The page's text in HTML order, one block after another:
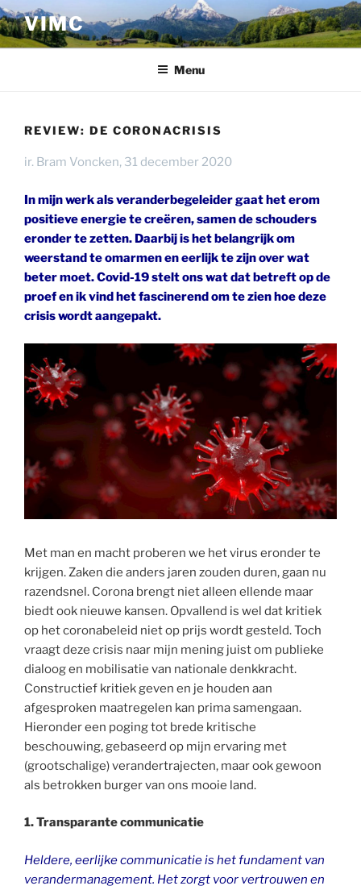
Ga
naar
de
VIMC
Menu
REVIEW: DE CORONACRISIS
ir. Bram Voncken, 31 december 2020
In mijn werk als veranderbegeleider gaat het erom
positieve energie te creëren, samen de schouders
eronder te zetten. Daarbij is het belangrijk om
weerstand te omarmen en eerlijk te zijn over wat
beter moet. Covid-19 stelt ons wat dat betreft op de
proef en ik vind het fascinerend om te zien hoe deze
crisis wordt aangepakt.
Met man en macht proberen we het virus eronder te
krijgen. Zaken die anders jaren zouden duren, gaan nu
razendsnel. Corona brengt niet alleen ellende maar
biedt ook nieuwe kansen. Opvallend is wel dat kritiek
op het coronabeleid niet op prijs wordt gesteld. Toch
vraagt deze crisis naar mijn mening juist om publieke
dialoog en mobilisatie van nationale denkkracht.
Constructief kritiek geven en je houden aan
afgesproken maatregelen kan prima samengaan.
Hieronder een poging tot brede kritische
beschouwing, gebaseerd op mijn ervaring met
(grootschalige) verandertrajecten, maar ook gewoon
als betrokken burger van ons mooie land.
1. Transparante communicatie
Heldere, eerlijke communicatie is het fundament van
verandermanagement. Het zorgt voor vertrouwen en